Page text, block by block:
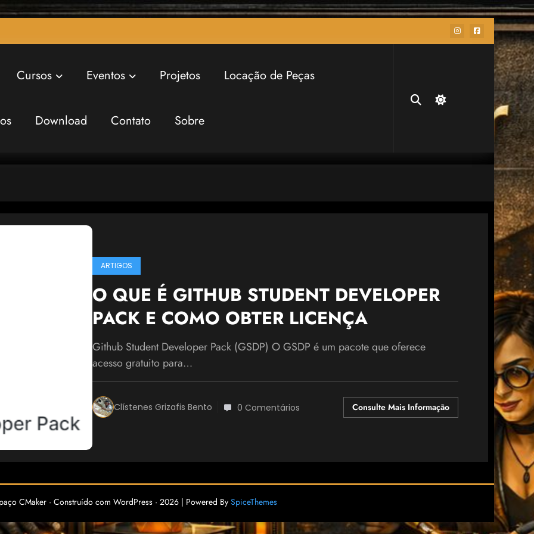
Cursos Eventos Projetos Locação de Peças
Download Contato Sobre
ARTIGOS
O QUE É GITHUB STUDENT DEVELOPER
PACK E COMO OBTER LICENÇA
Github Student Developer Pack (GSDP) O GSDP é um pacote que oferece
acesso gratuito para…
Clístenes Grizafis Bento 0 Comentários Consulte Mais Informação
CMaker · Construído com WordPress · 2026 | Powered By SpiceThemes